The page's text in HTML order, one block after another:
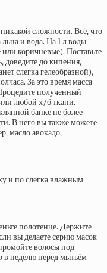
никакой сложности. Всё, что
и вода. На 1 л воды
коричневые). Поставьте
доведите до кипения,
слегка гелеобразной),
За это время масса
полученный
любой х/б ткани.
банке не более
В него вы также можете
масло авокадо,
и по слегка влажным
полотенце. Держите
вы делаете серию масок
волосы под
в неделю перед мытьём